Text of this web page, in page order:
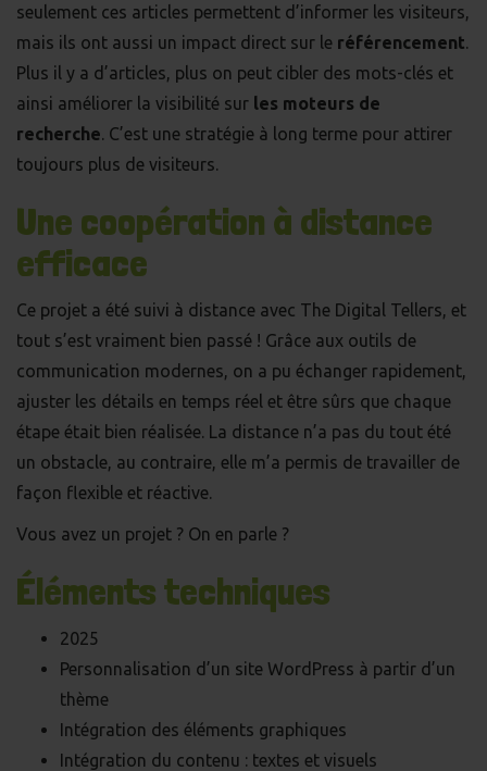
seulement ces articles permettent d’informer les visiteurs,
mais ils ont aussi un impact direct sur le référencement.
Plus il y a d’articles, plus on peut cibler des mots-clés et
ainsi améliorer la visibilité sur les moteurs de
recherche. C’est une stratégie à long terme pour attirer
toujours plus de visiteurs.
Une coopération à distance
efficace
Ce projet a été suivi à distance avec The Digital Tellers, et
tout s’est vraiment bien passé ! Grâce aux outils de
communication modernes, on a pu échanger rapidement,
ajuster les détails en temps réel et être sûrs que chaque
étape était bien réalisée. La distance n’a pas du tout été
un obstacle, au contraire, elle m’a permis de travailler de
façon flexible et réactive.
Vous avez un projet ? On en parle ?
Éléments techniques
2025
Personnalisation d’un site WordPress à partir d’un
thème
Intégration des éléments graphiques
Intégration du contenu : textes et visuels